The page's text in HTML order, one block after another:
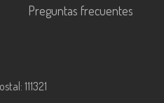
Preguntas frecuentes
111321